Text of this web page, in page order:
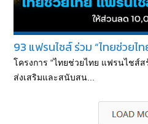
93 แฟรนไชส์ ร่วม “ไทยช่วยไท
โครงการ “ไทยช่วยไทย แฟรนไชส์
ส่งเสริมและสนับสน...